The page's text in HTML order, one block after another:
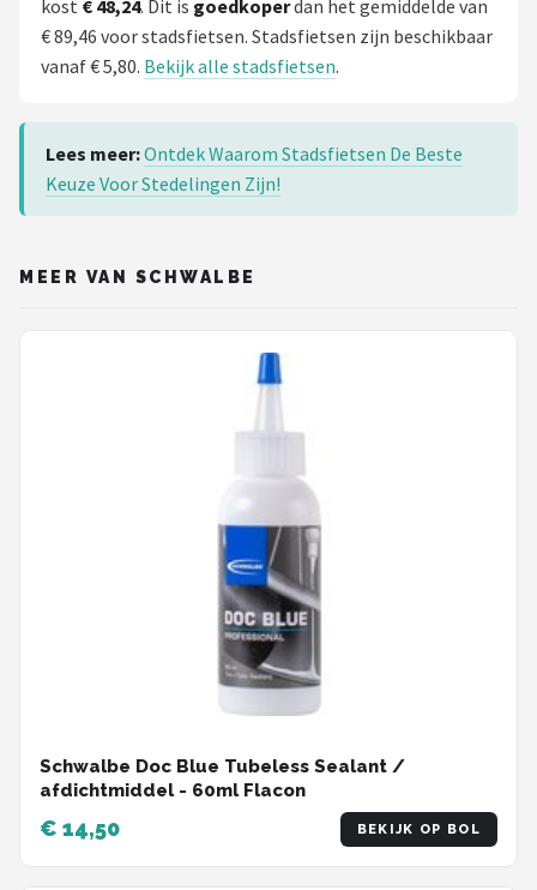
kost € 48,24. Dit is goedkoperdan het gemiddelde van
€ 89,46 voor stadsfietsen. Stadsfietsen zijn beschikbaar
vanaf € 5,80. Bekijk alle stadsfietsen.
Lees meer:Ontdek Waarom Stadsfietsen De Beste
Keuze Voor Stedelingen Zijn!
MEER VAN SCHWALBE
Schwalbe Doc Blue Tubeless Sealant /
afdichtmiddel - 60ml Flacon
€ 14,50 BEKIJK OP BOL